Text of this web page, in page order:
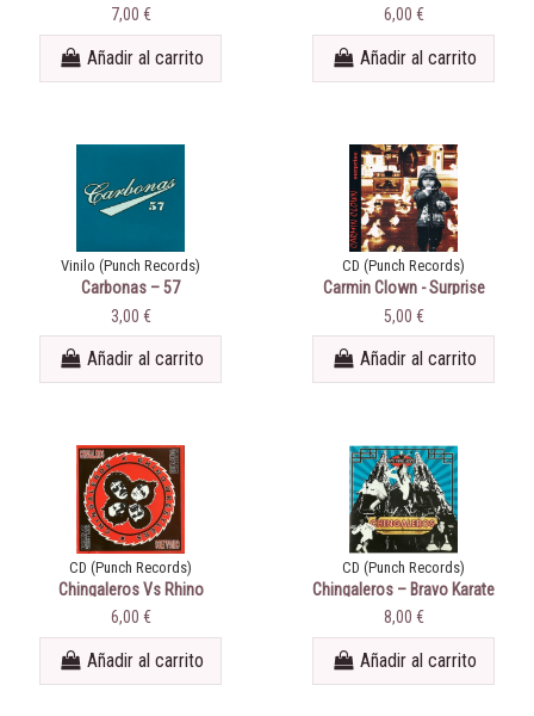
Cannonballs Vs. Carbonas
7,00 €
Añadir al carrito
Machine
6,00 €
Añadir al carrito
Vinilo (Punch Records)
Carbonas – 57
3,00 €
Añadir al carrito
CD (Punch Records)
Carmin Clown - Surprise
5,00 €
Añadir al carrito
CD (Punch Records)
Chingaleros Vs Rhino
Wrestlers ‎– Untitled
6,00 €
Añadir al carrito
CD (Punch Records)
Chingaleros ‎– Bravo Karate
Gospel
8,00 €
Añadir al carrito